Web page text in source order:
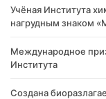
Учёная Института
нагрудным знаком
Международное
Института
Создана